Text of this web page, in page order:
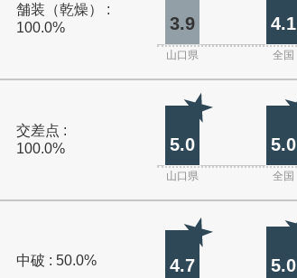
舗装（乾燥） :
100.0%
3.9 4.1
山口県 全国
交差点 :
100.0%
5.0 5.0
山口県 全国
中破 : 50.0% 4.7 5.0